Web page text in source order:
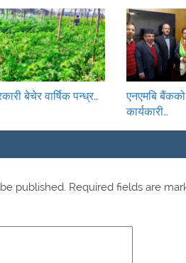
बेचेर वार्षिक पन्ध्र…
एनएमबि
कार्यकारी…
published. Required fields are